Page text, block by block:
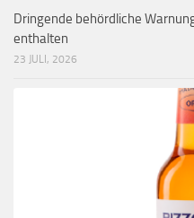
Dringende behördliche
enthalten
23 JULI, 2026